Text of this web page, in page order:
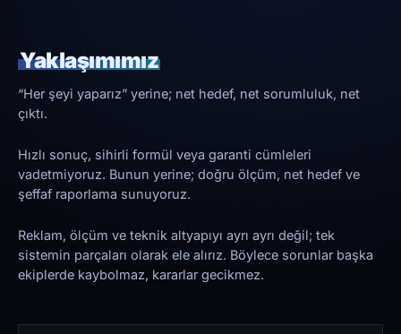
Yaklaşımımız
“Her şeyi yaparız” yerine; net hedef, net sorumluluk, net
çıktı.
Hızlı sonuç, sihirli formül veya garanti cümleleri
vadetmiyoruz. Bunun yerine; doğru ölçüm, net hedef ve
şeffaf raporlama sunuyoruz.
Reklam, ölçüm ve teknik altyapıyı ayrı ayrı değil; tek
sistemin parçaları olarak ele alırız. Böylece sorunlar başka
ekiplerde kaybolmaz, kararlar gecikmez.